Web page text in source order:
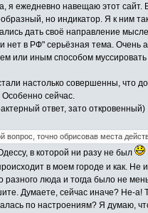
я ежедневно навещаю этот
но индикатор. Я к ним
дать своё направление
нет в РФ" серьёзная тема.
или иным способом
настолько совершенны, что
сейчас.
ответ, зато откровенный)
вопрос, точно обрисовав места
в которой ни разу не был
в моем городе и как. Не
люда и тогда было не
Думаете, сейчас иначе? Не-а!
по настроениям? Я думаю,